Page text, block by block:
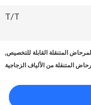
T/T
المتنقلة القابلة للتخصيص,
المتنقلة من الألياف الزجاجية